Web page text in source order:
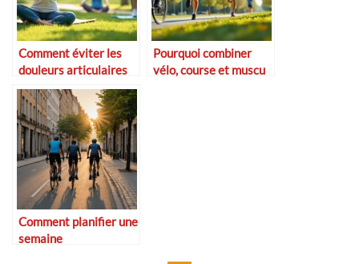
Comment éviter les
douleurs articulaires
avec des sports doux
Pourquoi combiner
vélo, course et muscu
Comment planifier une
semaine